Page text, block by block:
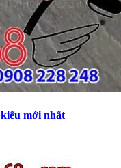
mới nhất